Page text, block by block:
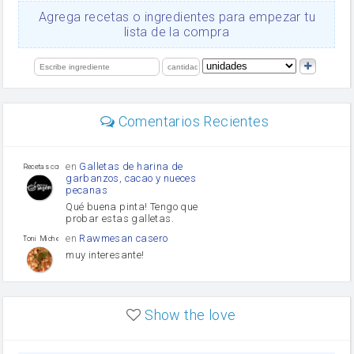
Ajos
salsa de soja
limón
Agrega recetas o ingredientes para empezar tu
lista de la compra
Comentarios Recientes
Recetas con sazon
en Galletas de harina de
garbanzos, cacao y nueces
pecanas
Qué buena pinta! Tengo que
probar estas galletas.
Toni Michel Caubet
en Rawmesan casero
muy interesante!
enLasaña casera fácil y
Show the love